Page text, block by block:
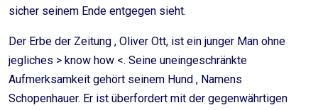
sicher seinem Ende entgegen sieht.
Der Erbe der Zeitung , Oliver Ott, ist ein junger Man ohne
jegliches > know how <. Seine uneingeschränkte
Aufmerksamkeit gehört seinem Hund , Namens
Schopenhauer. Er ist überfordert mit der gegenwährtigen